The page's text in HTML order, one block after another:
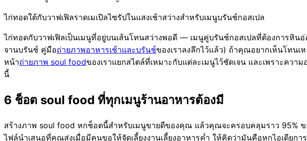
ไก่ทอดใต้กับวาฟเฟิลราดเมเปิลไซรัปในแสงเช้าสว่างสำหรับเมนูบรันช์กอสเปล
ไก่ทอดกับวาฟเฟิลเป็นเมนูที่อยู่บนเส้นโทนสว่างพอดี — เมนูคู่บรันช์กอสเปลที่ต้องการหิน
จานบรันช์ คู่มือถ่ายภาพอาหารเช้าและบรันช์ของเราลงลึกไว้แล้ว) ถ้าคุณอยากเห็นโทน
หน้าถ่ายภาพ soul foodของเราแยกสไตล์ที่เหมาะกับแต่ละเมนูไว้ชัดเจน และเพราะคว
นี้
6 ช็อต soul food ที่ทุกเมนูร้านอาหารต้องมี
สร้างภาพ soul food หกช็อตนี้สำหรับเมนูขายดีของคุณ แล้วคุณจะครอบคลุมราว 95%
ไฟล์นำเสนอที่คุณส่งเมื่อมีคนขอให้จัดเลี้ยงงานเลี้ยงอาหารค่ำ ให้คิดว่ามันคือหกไอเดีย